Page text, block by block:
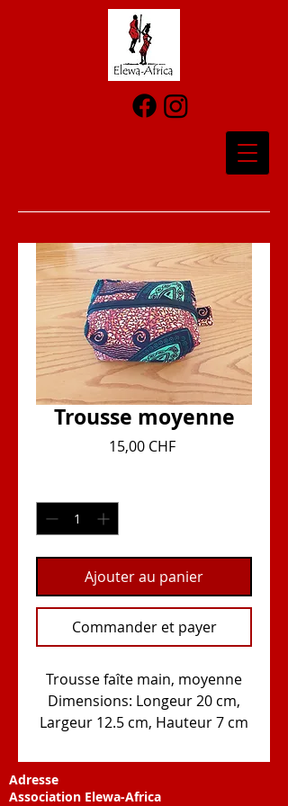
Trousse moyenne
15,00 CHFPrix
Ajouter au panier
Commander et payer
Trousse faîte main, moyenne
Dimensions: Longeur 20 cm,
Largeur 12.5 cm, Hauteur 7 cm
Adresse
Association Elewa-Africa